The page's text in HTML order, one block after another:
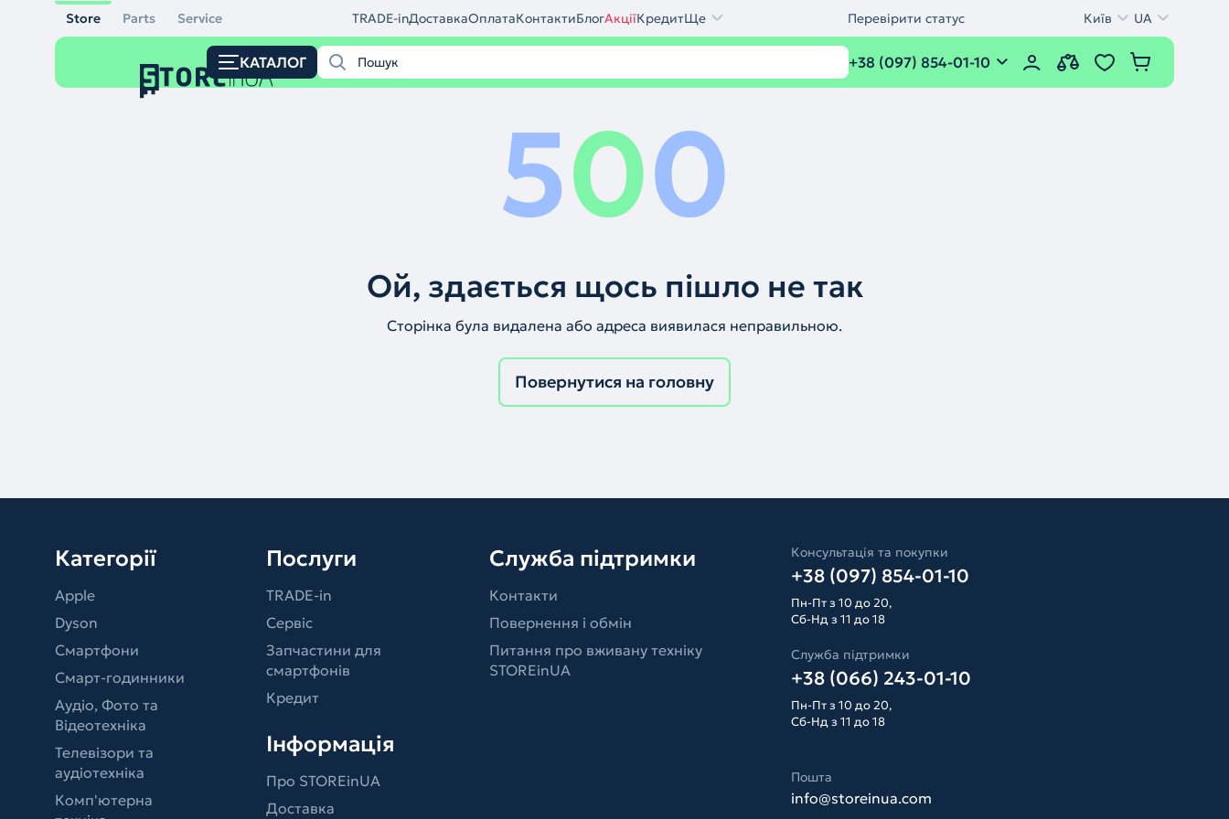
Store Parts Service TRADE-inДоставкаОплатаКонтактиБлогАкціїКредитЩе Перевірити статус Київ UA
КАТАЛОГ +38 (097) 854-01-10
500
Ой, здається щось пішло не так
Сторінка була видалена або адреса виявилася неправильною.
Повернутися на головну
Категорії
Apple
Dyson
Смартфони
Смарт-годинники
Аудіо, Фото та
Відеотехніка
Телевізори та
аудіотехніка
Комп'ютерна
Послуги
TRADE-in
Сервіс
Запчастини для
смартфонів
Кредит
Інформація
Про STOREinUA
Доставка
Служба підтримки
Контакти
Повернення і обмін
Питання про вживану техніку
STOREinUA
Консультація та покупки
+38 (097) 854-01-10
Пн-Пт з 10 до 20,
Сб-Нд з 11 до 18
Служба підтримки
+38 (066) 243-01-10
Пн-Пт з 10 до 20,
Сб-Нд з 11 до 18
Пошта
info@storeinua.com